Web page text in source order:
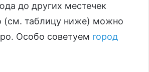
до других местечек
(см. таблицу ниже) можно
Особо советуем город